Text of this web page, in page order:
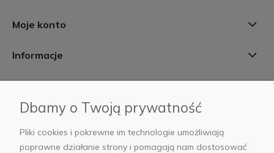
Moje konto
Informacje
AB Foto
Dbamy o Twoją prywatność
Pliki cookies i pokrewne im technologie umożliwiają
poprawne działanie strony i pomagają nam dostosować